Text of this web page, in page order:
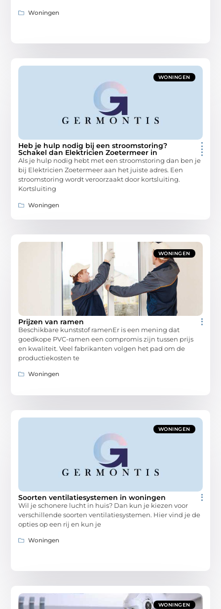
Woningen
WONINGEN
Heb je hulp nodig bij een stroomstoring?
Schakel dan Elektricien Zoetermeer in
Als je hulp nodig hebt met een stroomstoring dan ben je
bij Elektricien Zoetermeer aan het juiste adres. Een
stroomstoring wordt veroorzaakt door kortsluiting.
Kortsluiting
Woningen
WONINGEN
Prijzen van ramen
Beschikbare kunststof ramenEr is een mening dat
goedkope PVC-ramen een compromis zijn tussen prijs
en kwaliteit. Veel fabrikanten volgen het pad om de
productiekosten te
Woningen
WONINGEN
Soorten ventilatiesystemen in woningen
Wil je schonere lucht in huis? Dan kun je kiezen voor
verschillende soorten ventilatiesystemen. Hier vind je de
opties op een rij en kun je
Woningen
WONINGEN